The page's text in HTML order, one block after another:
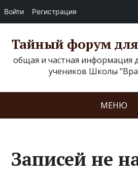
Войти Регистрация
Тайный форум
общая и частная информация
учеников Школы
МЕНЮ
Записей не